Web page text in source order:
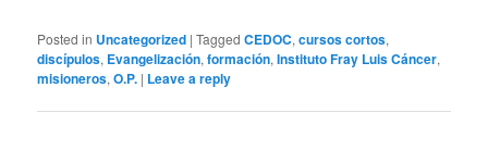
Posted in Uncategorized |Tagged CEDOC,cursos cortos,
discípulos, Evangelización,formación,Instituto Fray Luis Cáncer,
misioneros,O.P. | Leave a reply